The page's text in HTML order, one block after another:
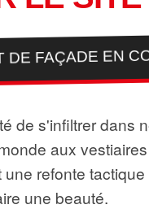
DE FAÇADE EN
de s'infiltrer dans
aux
une refonte
une beauté.